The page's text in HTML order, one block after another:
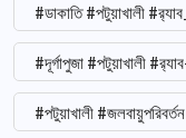
#ডাকাতি #পটুয়াখালী
#দূর্গাপুজা #পটুয়াখালী
#পটুয়াখালী